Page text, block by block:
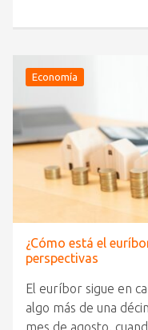
Economía
¿Cómo está el
perspectivas
El euríbor sigue en
algo más de una